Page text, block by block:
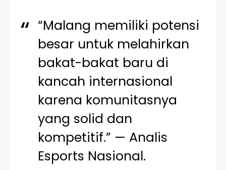
“Malang memiliki potensi
besar untuk melahirkan
bakat-bakat baru di
kancah internasional
karena komunitasnya
yang solid dan
kompetitif.” — Analis
Esports Nasional.